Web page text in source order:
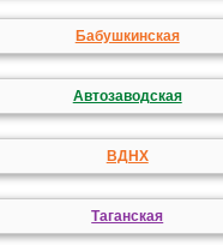
Бабушкинская
Автозаводская
ВДНХ
Таганская